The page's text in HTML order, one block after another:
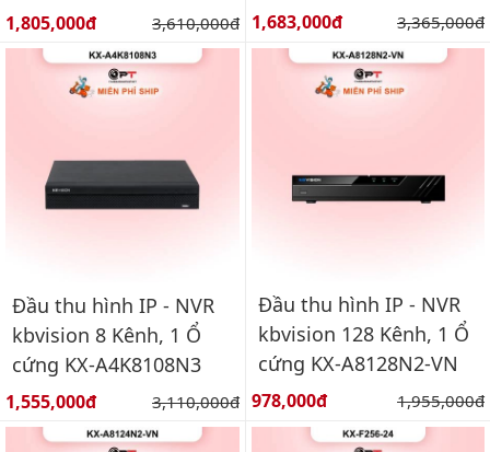
Giá bán:
1,805,000đ Giá gốc:
3,610,000đ Giá bán:
1,683,000đ Giá gốc:
3,365,000đ
Đầu thu hình IP - NVR
kbvision 8 Kênh, 1 Ổ
cứng KX-A4K8108N3
Giá bán:
1,555,000đ Giá gốc:
3,110,000đ
Đầu thu hình IP - NVR
kbvision 128 Kênh, 1 Ổ
cứng KX-A8128N2-VN
Giá bán:
978,000đ Giá gốc:
1,955,000đ